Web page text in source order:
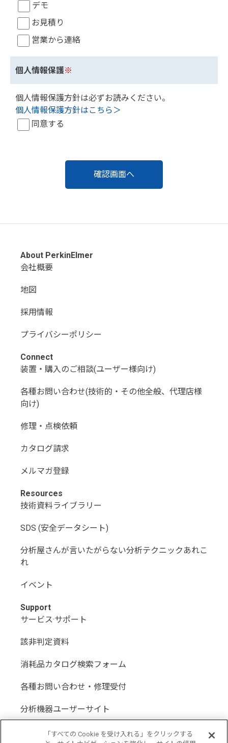
デモ
お見積り
営業から連絡
個人情報保護※
個人情報保護方針は必ずお読みください。
個人情報保護方針はこちら＞
同意する
About PerkinElmer
会社概要
地図
採用情報
プライバシーポリシー
Connect
装置・購入のご相談(ユーザー様向け)
各種お問い合わせ(技術的・その他全般、代理店様
向け)
修理・点検依頼
カタログ請求
メルマガ登録
Resources
技術資料ライブラリー
SDS (安全データシート)
分析屋さんが言いたがらない分析テクニックあれこ
れ
イベント
Support
サービス·サポート
該非判定資料
消耗品カタログ検索フォーム
各種お問い合わせ・修理受付
分析機器ユーザーサイト
分析機器代理店サイト
「すべての Cookie を受け入れる」をクリックする